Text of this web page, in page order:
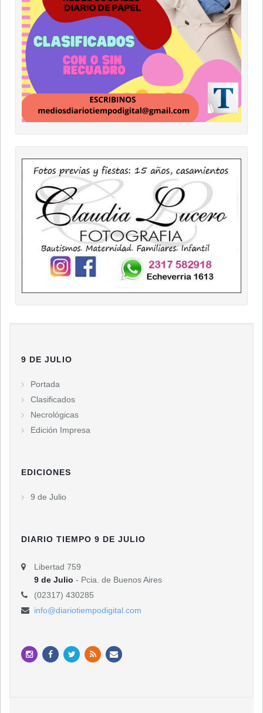
9 DE JULIO
Portada
Clasificados
Necrológicas
Edición Impresa
EDICIONES
9 de Julio
DIARIO TIEMPO 9 DE JULIO
Libertad 759
9 de Julio - Pcia. de Buenos Aires
(02317) 430285
info@diariotiempodigital.com